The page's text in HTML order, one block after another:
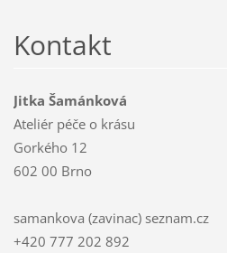
Kontakt
Jitka Šamánková
Ateliér péče o krásu
Gorkého 12
602 00 Brno
samankova (zavinac) seznam.cz
+420 777 202 892